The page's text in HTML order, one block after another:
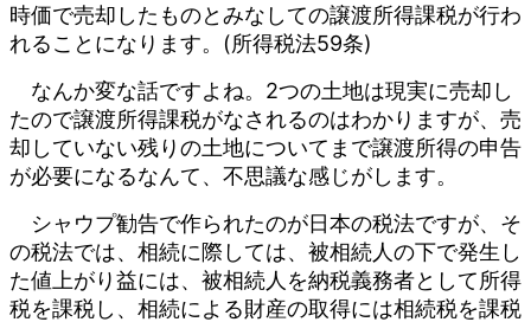
時価で売却したものとみなしての譲渡所得課税が行わ
れることになります。(所得税法59条)
なんか変な話ですよね。2つの土地は現実に売却し
たので譲渡所得課税がなされるのはわかりますが、売
却していない残りの土地についてまで譲渡所得の申告
が必要になるなんて、不思議な感じがします。
シャウプ勧告で作られたのが日本の税法ですが、そ
の税法では、相続に際しては、被相続人の下で発生し
た値上がり益には、被相続人を納税義務者として所得
税を課税し、相続による財産の取得には相続税を課税